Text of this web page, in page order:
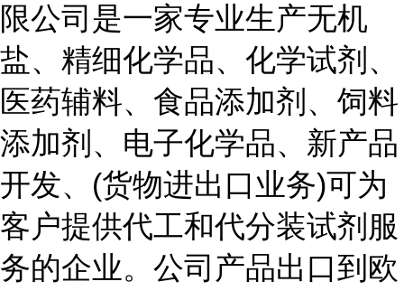
限公司是一家专业生产无机
盐、精细化学品、化学试剂、
医药辅料、食品添加剂、饲料
添加剂、电子化学品、新产品
开发、(货物进出口业务)可为
客户提供代工和代分装试剂服
务的企业。公司产品出口到欧